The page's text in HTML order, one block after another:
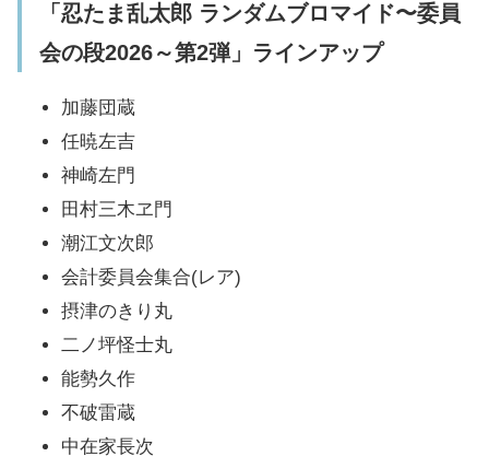
「忍たま乱太郎 ランダムブロマイド〜委員
会の段2026～第2弾」ラインアップ
加藤団蔵
任暁左吉
神崎左門
田村三木ヱ門
潮江文次郎
会計委員会集合(レア)
摂津のきり丸
二ノ坪怪士丸
能勢久作
不破雷蔵
中在家長次